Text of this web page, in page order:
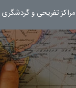
مراکز تفریحی و گردشگری